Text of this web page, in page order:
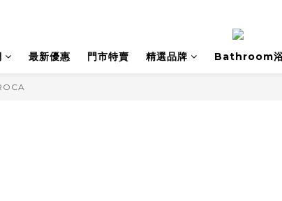
最新優惠 門市特賣 精選品牌 Bathroom